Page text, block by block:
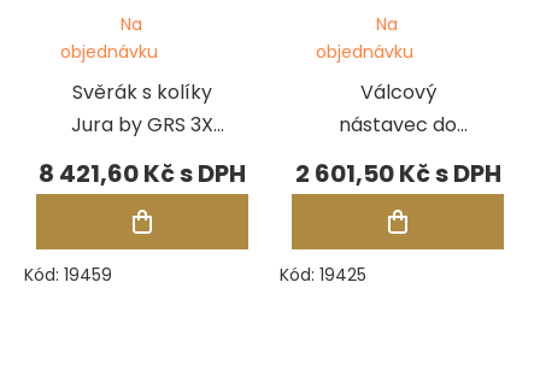
Svěrák s kolíky
Jura by GRS 3X
Na
objednávku
8 421,60 Kč
Kód: 19459
Válcový
nástavec do
čelistí Jura by
GRS, 6 mm
Na
objednávku
2 601,50 Kč
Kód: 19425